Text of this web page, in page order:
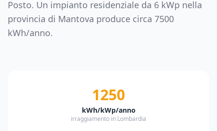
Posto. Un impianto residenziale da 6 kWp nella
provincia di Mantova produce circa 7500
kWh/anno.
1250
kWh/kWp/anno
irraggiamento in Lombardia